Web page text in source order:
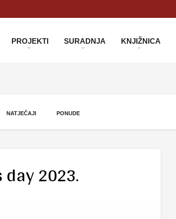
PROJEKTI SURADNJA KNJIŽNICA
NATJEČAJI PONUDE
2023.